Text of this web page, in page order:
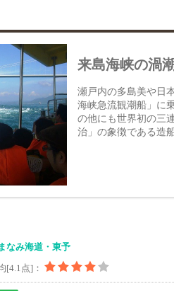
来島海峡の渦潮
瀬戸内の多島美や日
海峡急流観潮船」に
の他にも世界初の三
治」の象徴である造
なみ海道・東予
[4.1点]：